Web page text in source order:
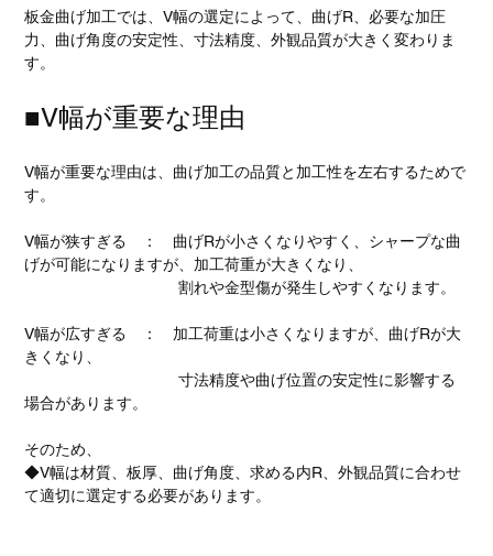
板金曲げ加工では、V幅の選定によって、曲げR、必要な加圧
力、曲げ角度の安定性、寸法精度、外観品質が大きく変わりま
す。
■V幅が重要な理由
V幅が重要な理由は、曲げ加工の品質と加工性を左右するためで
す。
V幅が狭すぎる　：　曲げRが小さくなりやすく、シャープな曲
げが可能になりますが、加工荷重が大きくなり、
割れや金型傷が発生しやすくなります。
V幅が広すぎる　：　加工荷重は小さくなりますが、曲げRが大
きくなり、
寸法精度や曲げ位置の安定性に影響する
場合があります。
そのため、
◆V幅は材質、板厚、曲げ角度、求める内R、外観品質に合わせ
て適切に選定する必要があります。